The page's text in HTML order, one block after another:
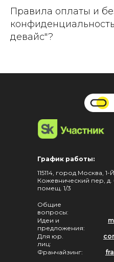
Правила оплаты и
девайс"?
платежей,
сервиса
Оплата
БАНК».
К оплате
MasterCard, МИР.
Общие
вопросы:
Идеи и
предложения:
Для юр.
лиц:
Франчайзинг:
График работы:
115114, город Москва, 1-Й
Кожевнический пер, д.
помещ. 1/3